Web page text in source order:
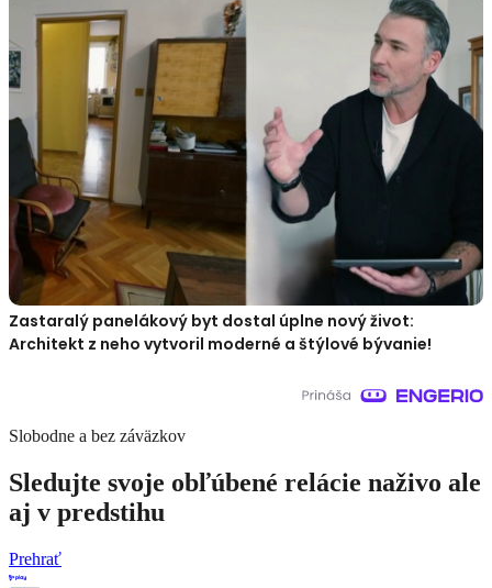
Zastaralý panelákový byt dostal úplne nový život:
Architekt z neho vytvoril moderné a štýlové bývanie!
Slobodne a bez záväzkov
Sledujte svoje obľúbené relácie naživo ale
aj v predstihu
Prehrať